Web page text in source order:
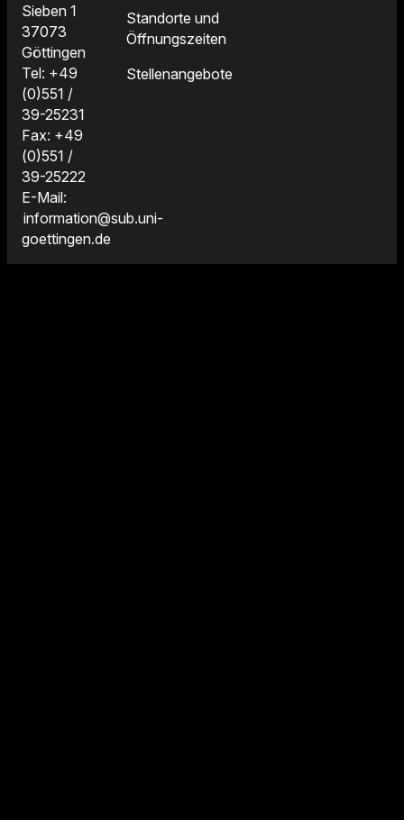
Sieben 1
37073
Göttingen
Tel: +49
(0)551 /
39-25231
Fax: +49
(0)551 /
39-25222
E-Mail:
information@sub.uni-
goettingen.de
Standorte und
Öffnungszeiten
Stellenangebote